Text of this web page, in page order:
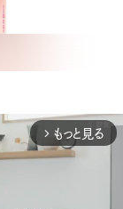
arrow_forward_ios もっと見る